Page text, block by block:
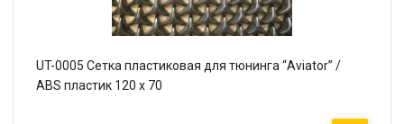
UT-0005 Сетка пластиковая для тюнинга “Aviator” /
ABS пластик 120 х 70